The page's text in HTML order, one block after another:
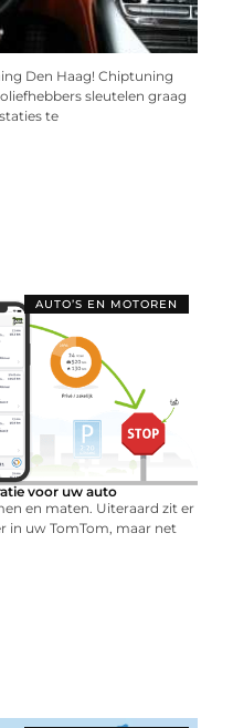
Den Haag! Chiptuning
sleutelen graag
te
AUTO’S EN MOTOREN
voor uw auto
en maten. Uiteraard zit er
in uw TomTom, maar net